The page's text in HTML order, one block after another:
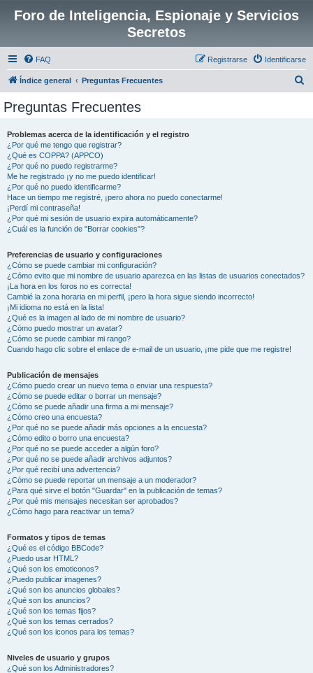
Foro de Inteligencia, Espionaje y Servicios
Secretos
FAQ Identificarse
Registrarse
Índice general Preguntas Frecuentes
Preguntas Frecuentes
Problemas acerca de la identificación y el registro
¿Por qué me tengo que registrar?
¿Qué es COPPA? (APPCO)
¿Por qué no puedo registrarme?
Me he registrado ¡y no me puedo identificar!
¿Por qué no puedo identificarme?
Hace un tiempo me registré, ¡pero ahora no puedo conectarme!
¡Perdí mi contraseña!
¿Por qué mi sesión de usuario expira automáticamente?
¿Cuál es la función de "Borrar cookies"?
Preferencias de usuario y configuraciones
¿Cómo se puede cambiar mi configuración?
¿Cómo evito que mi nombre de usuario aparezca en las listas de usuarios conectados?
¡La hora en los foros no es correcta!
Cambié la zona horaria en mi perfil, ¡pero la hora sigue siendo incorrecto!
¡Mi idioma no está en la lista!
¿Qué es la imagen al lado de mi nombre de usuario?
¿Cómo puedo mostrar un avatar?
¿Cómo se puede cambiar mi rango?
Cuando hago clic sobre el enlace de e-mail de un usuario, ¡me pide que me registre!
Publicación de mensajes
¿Cómo puedo crear un nuevo tema o enviar una respuesta?
¿Cómo se puede editar o borrar un mensaje?
¿Cómo se puede añadir una firma a mi mensaje?
¿Cómo creo una encuesta?
¿Por qué no se puede añadir más opciones a la encuesta?
¿Cómo edito o borro una encuesta?
¿Por qué no se puede acceder a algún foro?
¿Por qué no se puede añadir archivos adjuntos?
¿Por qué recibí una advertencia?
¿Cómo se puede reportar un mensaje a un moderador?
¿Para qué sirve el botón "Guardar" en la publicación de temas?
¿Por qué mis mensajes necesitan ser aprobados?
¿Cómo hago para reactivar un tema?
Formatos y tipos de temas
¿Qué es el código BBCode?
¿Puedo usar HTML?
¿Qué son los emoticonos?
¿Puedo publicar imagenes?
¿Qué son los anuncios globales?
¿Qué son los anuncios?
¿Qué son los temas fijos?
¿Qué son los temas cerrados?
¿Qué son los iconos para los temas?
Niveles de usuario y grupos
¿Qué son los Administradores?